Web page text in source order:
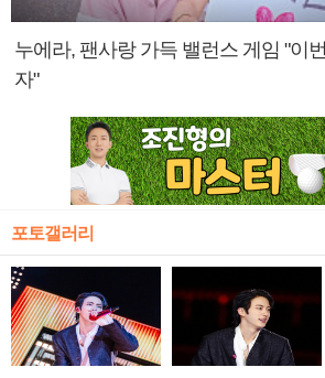
누에라, 팬사랑 가득 밸런스 게임 "이
자"
포토갤러리